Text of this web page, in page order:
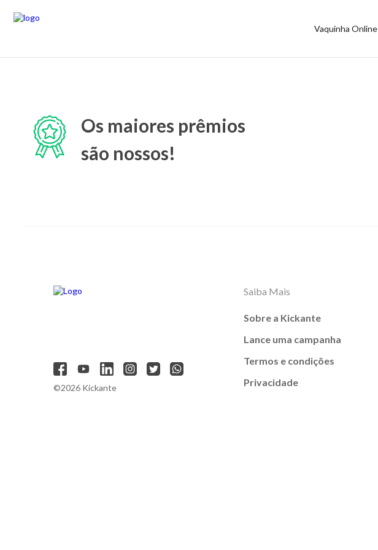
Vaquinha Online
Os maiores prêmios
são nossos!
©2026 Kickante
Saiba Mais
Sobre a Kickante
Lance uma campanha
Termos e condições
Privacidade